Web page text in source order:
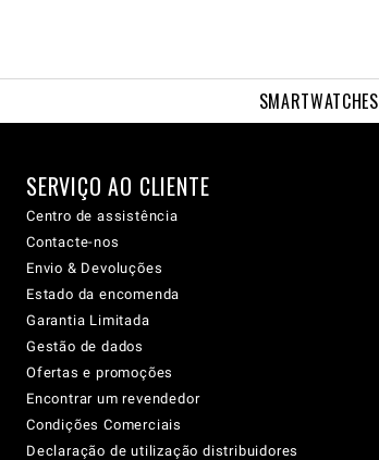
SMARTWATCHES
SERVIÇO AO CLIENTE
Centro de assistência
Contacte-nos
Envio & Devoluções
Estado da encomenda
Garantia Limitada
Gestão de dados
Ofertas e promoções
Encontrar um revendedor
Condições Comerciais
Declaração de utilização distribuidores